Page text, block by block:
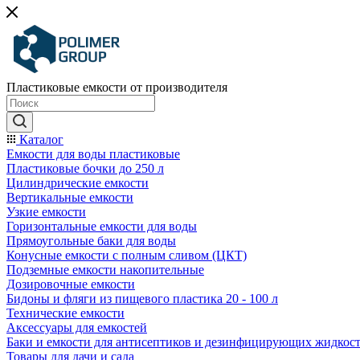
Пластиковые емкости от производителя
Каталог
Емкости для воды пластиковые
Пластиковые бочки до 250 л
Цилиндрические емкости
Вертикальные емкости
Узкие емкости
Горизонтальные емкости для воды
Прямоугольные баки для воды
Конусные емкости с полным сливом (ЦКТ)
Подземные емкости накопительные
Дозировочные емкости
Бидоны и фляги из пищевого пластика 20 - 100 л
Технические емкости
Аксессуары для емкостей
Баки и емкости для антисептиков и дезинфицирующих
Товары для дачи и сада